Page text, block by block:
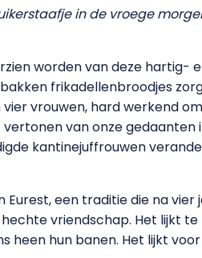
in de vroege
worden van deze hartig-
frikadellenbroodjes
vrouwen, hard werkend
vertonen van onze
kantinejuffrouwen
een traditie die na vier
vriendschap. Het lijkt
heen hun banen. Het lijkt